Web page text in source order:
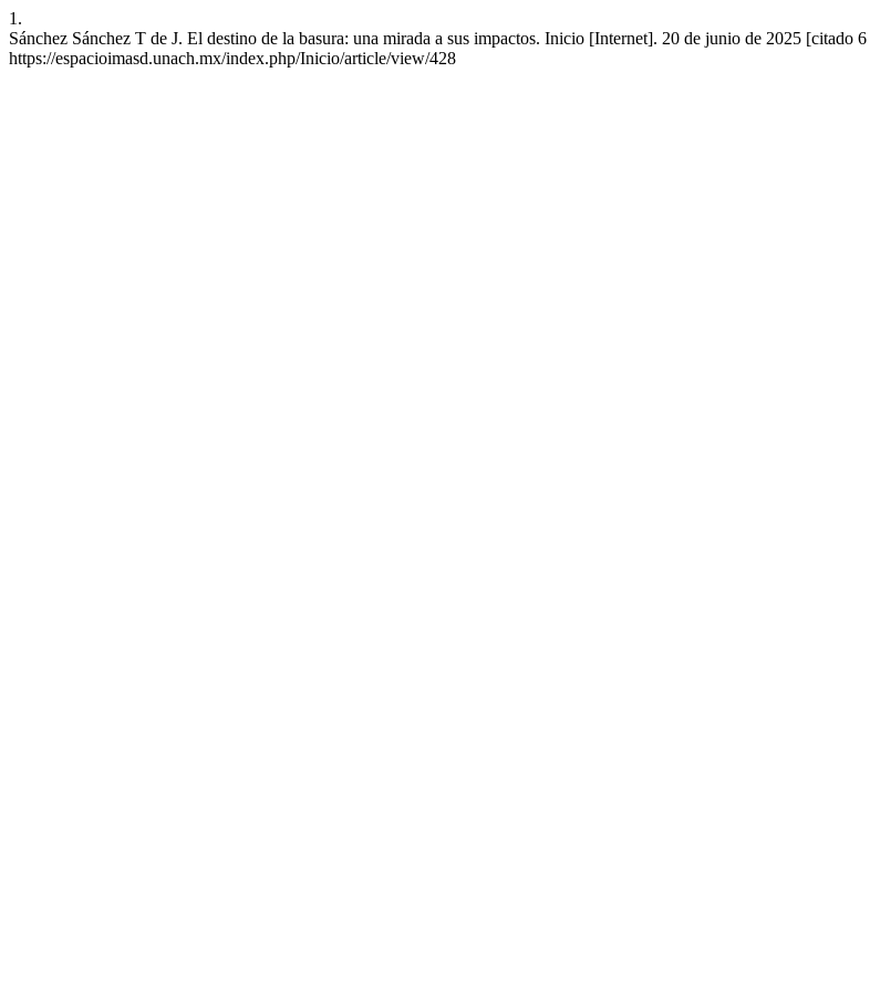
1.
Sánchez Sánchez T de J. El destino de la basura: una mirada a sus impactos. Inicio [Internet]. 20 de junio de 2025 [citado
https://espacioimasd.unach.mx/index.php/Inicio/article/view/428